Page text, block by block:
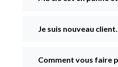
Je suis nouveau
Comment vous faire